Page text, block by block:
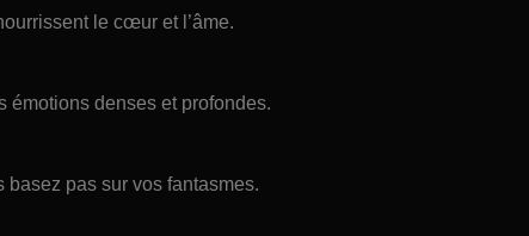
le cœur et l’âme.
émotions denses et profondes.
basez pas sur vos fantasmes.